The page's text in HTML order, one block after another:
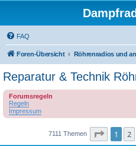
FAQ
Foren-Übersicht
Reparatur & Technik
Forumsregeln
Regeln
Impressum
7111 Themen Seite 1
1 2